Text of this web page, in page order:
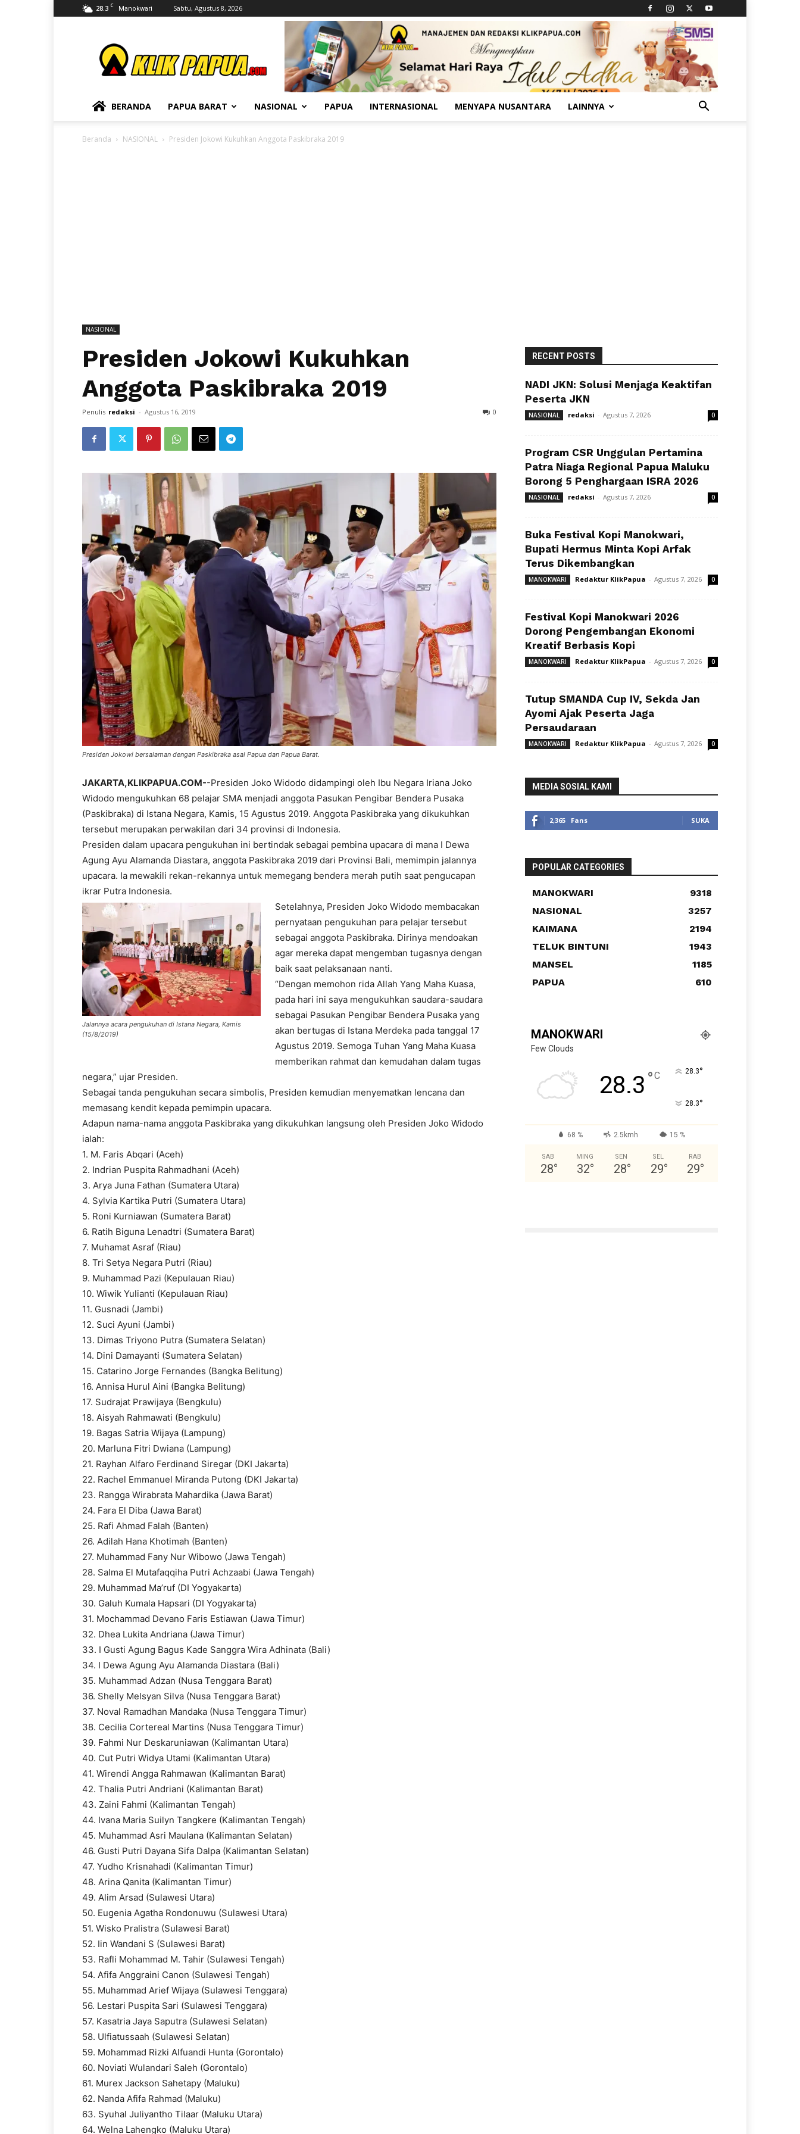
28.3 C Manokwari Sabtu, Agustus 8, 2026
BERANDA PAPUA BARAT NASIONAL PAPUA INTERNASIONAL MENYAPA NUSANTARA LAINNYA
Beranda NASIONAL Presiden Jokowi Kukuhkan Anggota Paskibraka 2019
NASIONAL
Presiden Jokowi Kukuhkan
Anggota Paskibraka 2019
Penulis redaksi - Agustus 16, 2019 0
Presiden Jokowi bersalaman dengan Paskibraka asal Papua dan Papua Barat.
JAKARTA,KLIKPAPUA.COM--Presiden Joko Widodo didampingi oleh Ibu Negara Iriana Joko
Widodo mengukuhkan 68 pelajar SMA menjadi anggota Pasukan Pengibar Bendera Pusaka
(Paskibraka) di Istana Negara, Kamis, 15 Agustus 2019. Anggota Paskibraka yang dikukuhkan
tersebut merupakan perwakilan dari 34 provinsi di Indonesia.
Presiden dalam upacara pengukuhan ini bertindak sebagai pembina upacara di mana I Dewa
Agung Ayu Alamanda Diastara, anggota Paskibraka 2019 dari Provinsi Bali, memimpin jalannya
upacara. Ia mewakili rekan-rekannya untuk memegang bendera merah putih saat pengucapan
ikrar Putra Indonesia.
Jalannya acara pengukuhan di Istana Negara, Kamis
(15/8/2019)
Setelahnya, Presiden Joko Widodo membacakan
pernyataan pengukuhan para pelajar tersebut
sebagai anggota Paskibraka. Dirinya mendoakan
agar mereka dapat mengemban tugasnya dengan
baik saat pelaksanaan nanti.
“Dengan memohon rida Allah Yang Maha Kuasa,
pada hari ini saya mengukuhkan saudara-saudara
sebagai Pasukan Pengibar Bendera Pusaka yang
akan bertugas di Istana Merdeka pada tanggal 17
Agustus 2019. Semoga Tuhan Yang Maha Kuasa
memberikan rahmat dan kemudahan dalam tugas
negara,” ujar Presiden.
Sebagai tanda pengukuhan secara simbolis, Presiden kemudian menyematkan lencana dan
memasang kendit kepada pemimpin upacara.
Adapun nama-nama anggota Paskibraka yang dikukuhkan langsung oleh Presiden Joko Widodo
ialah:
1. M. Faris Abqari (Aceh)
2. Indrian Puspita Rahmadhani (Aceh)
3. Arya Juna Fathan (Sumatera Utara)
4. Sylvia Kartika Putri (Sumatera Utara)
5. Roni Kurniawan (Sumatera Barat)
6. Ratih Biguna Lenadtri (Sumatera Barat)
7. Muhamat Asraf (Riau)
8. Tri Setya Negara Putri (Riau)
9. Muhammad Pazi (Kepulauan Riau)
10. Wiwik Yulianti (Kepulauan Riau)
11. Gusnadi (Jambi)
12. Suci Ayuni (Jambi)
13. Dimas Triyono Putra (Sumatera Selatan)
14. Dini Damayanti (Sumatera Selatan)
15. Catarino Jorge Fernandes (Bangka Belitung)
16. Annisa Hurul Aini (Bangka Belitung)
17. Sudrajat Prawijaya (Bengkulu)
18. Aisyah Rahmawati (Bengkulu)
19. Bagas Satria Wijaya (Lampung)
20. Marluna Fitri Dwiana (Lampung)
21. Rayhan Alfaro Ferdinand Siregar (DKI Jakarta)
22. Rachel Emmanuel Miranda Putong (DKI Jakarta)
23. Rangga Wirabrata Mahardika (Jawa Barat)
24. Fara El Diba (Jawa Barat)
25. Rafi Ahmad Falah (Banten)
26. Adilah Hana Khotimah (Banten)
27. Muhammad Fany Nur Wibowo (Jawa Tengah)
28. Salma El Mutafaqqiha Putri Achzaabi (Jawa Tengah)
29. Muhammad Ma’ruf (DI Yogyakarta)
30. Galuh Kumala Hapsari (DI Yogyakarta)
31. Mochammad Devano Faris Estiawan (Jawa Timur)
32. Dhea Lukita Andriana (Jawa Timur)
33. I Gusti Agung Bagus Kade Sanggra Wira Adhinata (Bali)
34. I Dewa Agung Ayu Alamanda Diastara (Bali)
35. Muhammad Adzan (Nusa Tenggara Barat)
36. Shelly Melsyan Silva (Nusa Tenggara Barat)
37. Noval Ramadhan Mandaka (Nusa Tenggara Timur)
38. Cecilia Cortereal Martins (Nusa Tenggara Timur)
39. Fahmi Nur Deskaruniawan (Kalimantan Utara)
40. Cut Putri Widya Utami (Kalimantan Utara)
41. Wirendi Angga Rahmawan (Kalimantan Barat)
42. Thalia Putri Andriani (Kalimantan Barat)
43. Zaini Fahmi (Kalimantan Tengah)
44. Ivana Maria Suilyn Tangkere (Kalimantan Tengah)
45. Muhammad Asri Maulana (Kalimantan Selatan)
46. Gusti Putri Dayana Sifa Dalpa (Kalimantan Selatan)
47. Yudho Krisnahadi (Kalimantan Timur)
48. Arina Qanita (Kalimantan Timur)
49. Alim Arsad (Sulawesi Utara)
50. Eugenia Agatha Rondonuwu (Sulawesi Utara)
51. Wisko Pralistra (Sulawesi Barat)
52. Iin Wandani S (Sulawesi Barat)
53. Rafli Mohammad M. Tahir (Sulawesi Tengah)
54. Afifa Anggraini Canon (Sulawesi Tengah)
55. Muhammad Arief Wijaya (Sulawesi Tenggara)
56. Lestari Puspita Sari (Sulawesi Tenggara)
57. Kasatria Jaya Saputra (Sulawesi Selatan)
58. Ulfiatussaah (Sulawesi Selatan)
59. Mohammad Rizki Alfuandi Hunta (Gorontalo)
60. Noviati Wulandari Saleh (Gorontalo)
61. Murex Jackson Sahetapy (Maluku)
62. Nanda Afifa Rahmad (Maluku)
63. Syuhal Juliyantho Tilaar (Maluku Utara)
64. Welna Lahengko (Maluku Utara)
RECENT POSTS
NADI JKN: Solusi Menjaga Keaktifan
Peserta JKN
NASIONAL redaksi - Agustus 7, 2026 0
Program CSR Unggulan Pertamina
Patra Niaga Regional Papua Maluku
Borong 5 Penghargaan ISRA 2026
NASIONAL redaksi - Agustus 7, 2026 0
Buka Festival Kopi Manokwari,
Bupati Hermus Minta Kopi Arfak
Terus Dikembangkan
MANOKWARI Redaktur KlikPapua - Agustus 7, 2026 0
Festival Kopi Manokwari 2026
Dorong Pengembangan Ekonomi
Kreatif Berbasis Kopi
MANOKWARI Redaktur KlikPapua - Agustus 7, 2026 0
Tutup SMANDA Cup IV, Sekda Jan
Ayomi Ajak Peserta Jaga
Persaudaraan
MANOKWARI Redaktur KlikPapua - Agustus 7, 2026 0
MEDIA SOSIAL KAMI
2,365 Fans SUKA
POPULAR CATEGORIES
MANOKWARI
9318
NASIONAL
3257
KAIMANA
2194
TELUK BINTUNI
1943
MANSEL
1185
PAPUA
610
MANOKWARI
Few Clouds
28.3 °C 28.3°
28.3°
68 % 2.5kmh 15 %
SAB
28°
MING
32°
SEN
28°
SEL
29°
RAB
29°